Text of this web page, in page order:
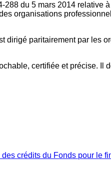
du 5 mars 2014
organisations
dirigé paritairement par
certifiée et précise.
crédits du Fonds pour le